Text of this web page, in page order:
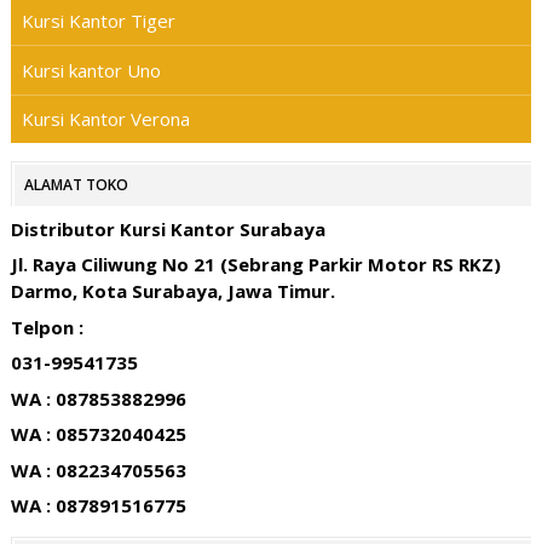
Kursi Kantor Tiger
Kursi kantor Uno
Kursi Kantor Verona
ALAMAT TOKO
Distributor Kursi Kantor Surabaya
Jl. Raya Ciliwung No 21 (Sebrang Parkir Motor RS RKZ)
Darmo, Kota Surabaya, Jawa Timur.
Telpon :
031-99541735
WA : 087853882996
WA : 085732040425
WA : 082234705563
WA : 087891516775